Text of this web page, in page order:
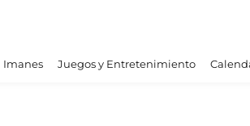
Imanes Juegos y Entretenimiento